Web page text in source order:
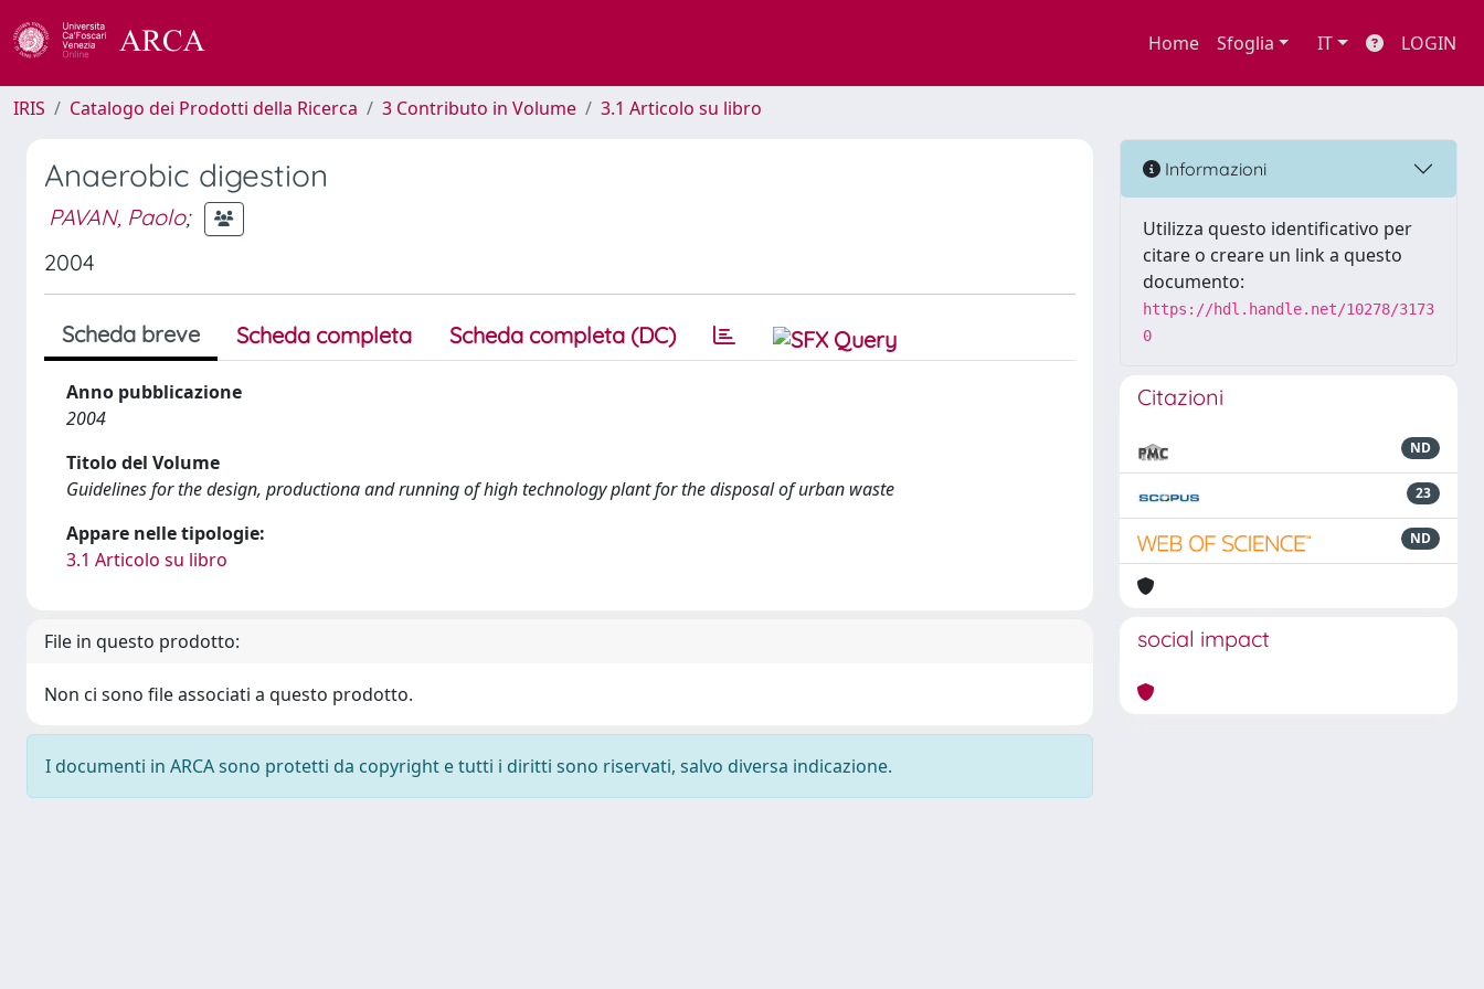
Home Sfoglia IT LOGIN
IRIS Catalogo dei Prodotti della Ricerca 3 Contributo in Volume 3.1 Articolo su libro
Anaerobic digestion
PAVAN, Paolo;
2004
Scheda breve Scheda completa Scheda completa (DC)
Anno pubblicazione
2004
Titolo del Volume
Guidelines for the design, productiona and running of high technology plant for the disposal of urban waste
Appare nelle tipologie:
3.1 Articolo su libro
File in questo prodotto:
Non ci sono file associati a questo prodotto.
I documenti in ARCA sono protetti da copyright e tutti i diritti sono riservati, salvo diversa indicazione.
Informazioni
Utilizza questo identificativo per
citare o creare un link a questo
documento:
https://hdl.handle.net/10278/3173
0
Citazioni
ND
23
ND
social impact